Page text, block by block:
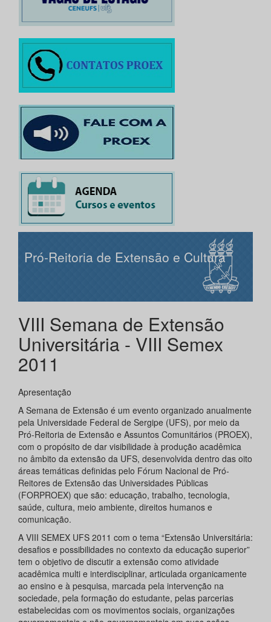
Pró-Reitoria de Extensão e Cultura
VIII Semana de Extensão
Universitária - VIII Semex
2011
Apresentação
A Semana de Extensão é um evento organizado anualmente
pela Universidade Federal de Sergipe (UFS), por meio da
Pró-Reitoria de Extensão e Assuntos Comunitários (PROEX),
com o propósito de dar visibilidade à produção acadêmica
no âmbito da extensão da UFS, desenvolvida dentro das oito
áreas temáticas definidas pelo Fórum Nacional de Pró-
Reitores de Extensão das Universidades Públicas
(FORPROEX) que são: educação, trabalho, tecnologia,
saúde, cultura, meio ambiente, direitos humanos e
comunicação.
A VIII SEMEX UFS 2011 com o tema “Extensão Universitária:
desafios e possibilidades no contexto da educação superior”
tem o objetivo de discutir a extensão como atividade
acadêmica multi e interdisciplinar, articulada organicamente
ao ensino e à pesquisa, marcada pela intervenção na
sociedade, pela formação do estudante, pelas parcerias
estabelecidas com os movimentos sociais, organizações